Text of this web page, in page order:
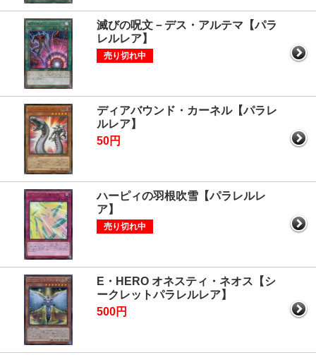
滅びの呪文－デス・アルテマ【パラ
レルレア】
売り切れ中
ディアバウンド・カーネル【パラレ
ルレア】
50円
ハーピィの羽根吹雪【パラレルレ
ア】
売り切れ中
E・HERO オネスティ・ネオス【シ
ークレットパラレルレア】
500円